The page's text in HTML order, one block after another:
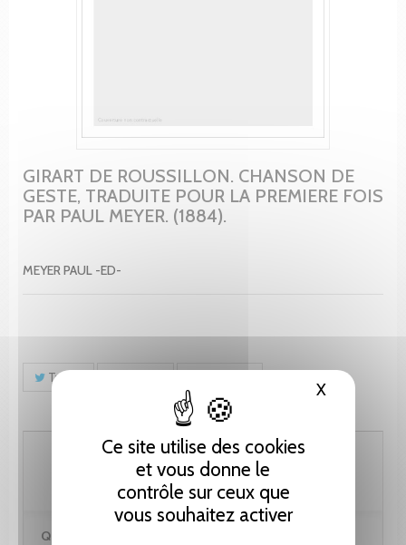
Ce site utilise des cookies
et vous donne le
contrôle sur ceux que
vous souhaitez activer
XMasquer
GIRART DE ROUSSILLON. CHANSON DE
GESTE, TRADUITE POUR LA PREMIERE FOIS
PAR PAUL MEYER. (1884).
MEYER PAUL -ED-
Tweet
112.85 CHF
Quantité :